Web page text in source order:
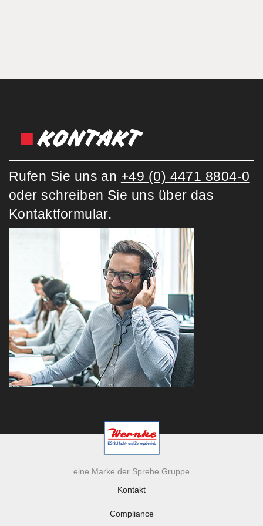
KONTAKT
Rufen Sie uns an +49 (0) 4471 8804-0
oder schreiben Sie uns über das
Kontaktformular.
eine Marke der Sprehe Gruppe
Kontakt
Compliance